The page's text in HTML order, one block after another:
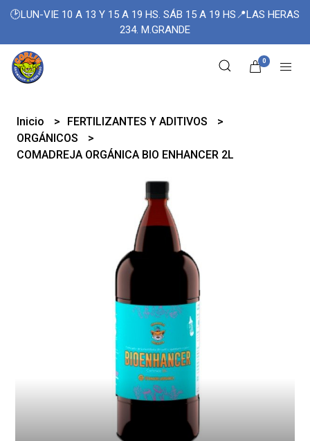
🕑LUN-VIE 10 A 13 Y 15 A 19 HS. SÁB 15 A 19 HS📍LAS HERAS
234. M.GRANDE
0
Inicio
FERTILIZANTES Y ADITIVOS
ORGÁNICOS
COMADREJA ORGÁNICA BIO ENHANCER 2L